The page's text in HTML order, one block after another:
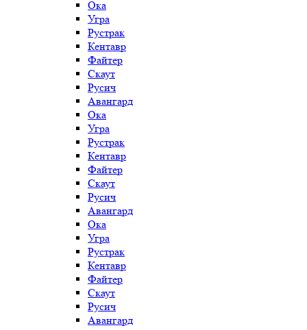
Ока
Угра
Рустрак
Кентавр
Файтер
Скаут
Русич
Авангард
Ока
Угра
Рустрак
Кентавр
Файтер
Скаут
Русич
Авангард
Ока
Угра
Рустрак
Кентавр
Файтер
Скаут
Русич
Авангард